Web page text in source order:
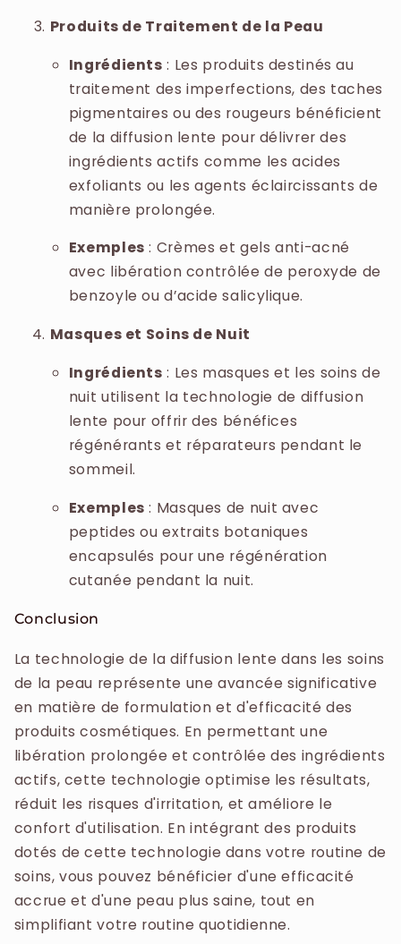
Produits de Traitement de la Peau
Ingrédients : Les produits destinés au
traitement des imperfections, des taches
pigmentaires ou des rougeurs bénéficient
de la diffusion lente pour délivrer des
ingrédients actifs comme les acides
exfoliants ou les agents éclaircissants de
manière prolongée.
Exemples : Crèmes et gels anti-acné
avec libération contrôlée de peroxyde de
benzoyle ou d’acide salicylique.
Masques et Soins de Nuit
Ingrédients : Les masques et les soins de
nuit utilisent la technologie de diffusion
lente pour offrir des bénéfices
régénérants et réparateurs pendant le
sommeil.
Exemples : Masques de nuit avec
peptides ou extraits botaniques
encapsulés pour une régénération
cutanée pendant la nuit.
Conclusion
La technologie de la diffusion lente dans les soins
de la peau représente une avancée significative
en matière de formulation et d'efficacité des
produits cosmétiques. En permettant une
libération prolongée et contrôlée des ingrédients
actifs, cette technologie optimise les résultats,
réduit les risques d'irritation, et améliore le
confort d'utilisation. En intégrant des produits
dotés de cette technologie dans votre routine de
soins, vous pouvez bénéficier d'une efficacité
accrue et d'une peau plus saine, tout en
simplifiant votre routine quotidienne.